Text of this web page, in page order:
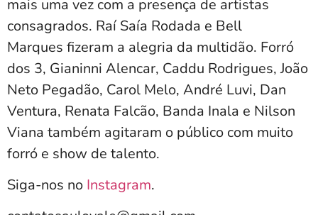
mais uma vez com a presença de artistas
consagrados. Raí Saía Rodada e Bell
Marques fizeram a alegria da multidão. Forró
dos 3, Gianinni Alencar, Caddu Rodrigues, João
Neto Pegadão, Carol Melo, André Luvi, Dan
Ventura, Renata Falcão, Banda Inala e Nilson
Viana também agitaram o público com muito
forró e show de talento.
Siga-nos no Instagram.